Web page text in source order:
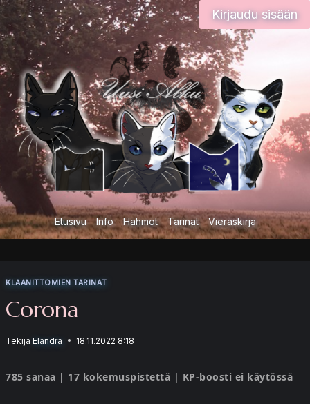
Siirry
sisältöön
Kirjaudu sisään
Etusivu Info Hahmot Tarinat Vieraskirja
KLAANITTOMIEN TARINAT
Corona
Tekijä Elandra 18.11.2022 8:18
785 sanaa | 17 kokemuspistettä | KP-boosti ei käytössä